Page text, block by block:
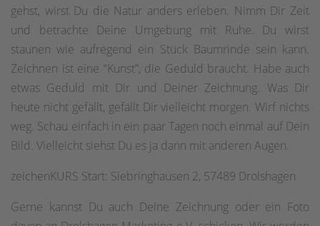
gehst, wirst Du die Natur anders erleben. Nimm Dir Zeit
und betrachte Deine Umgebung mit Ruhe. Du wirst
staunen wie aufregend ein Stück Baumrinde sein kann.
Zeichnen ist eine “Kunst”, die Geduld braucht. Habe auch
etwas Geduld mit Dir und Deiner Zeichnung. Was Dir
heute nicht gefällt, gefällt Dir vielleicht morgen. Wirf nichts
weg. Schau einfach in ein paar Tagen noch einmal auf Dein
Bild. Vielleicht siehst Du es ja dann mit anderen Augen.
zeichenKURS Start: Siebringhausen 2, 57489 Drolshagen
Gerne kannst Du auch Deine Zeichnung oder ein Foto